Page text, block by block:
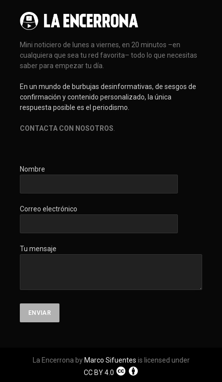
Mini noticiero de lunes a viernes, en 20 minutos –en
cualquiera que sea tu red favorita– todo lo que necesitas
saber para empezar tu día.
En un mundo de burbujas desinformativas, de sesgos de
confirmación y contenido personalizado, la única
respuesta posible es el periodismo.
CONTACTA CON NOSOTROS
Nombre
Correo electrónico
Tu mensaje
La Encerrona by Marco Sifuentes is licensed under
CC BY 4.0